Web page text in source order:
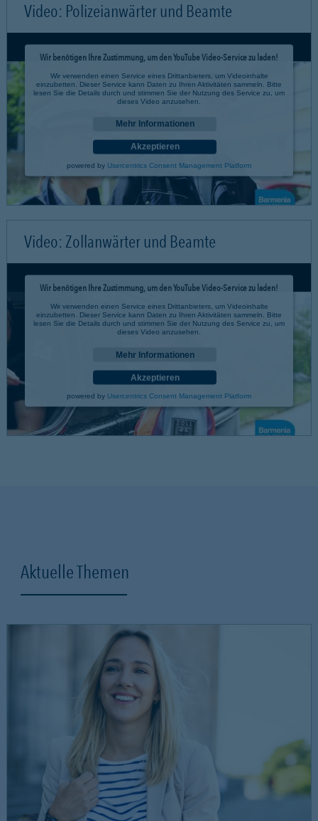
Video: Polizeianwärter und Beamte
Wir benötigen Ihre Zustimmung, um den YouTube Video-Service zu laden!
Wir verwenden einen Service eines Drittanbieters, um Videoinhalte
einzubetten. Dieser Service kann Daten zu Ihren Aktivitäten sammeln. Bitte
lesen Sie die Details durch und stimmen Sie der Nutzung des Service zu, um
dieses Video anzusehen.
Mehr Informationen
Akzeptieren
powered by Usercentrics Consent Management Platform
Video: Zollanwärter und Beamte
Wir benötigen Ihre Zustimmung, um den YouTube Video-Service zu laden!
Wir verwenden einen Service eines Drittanbieters, um Videoinhalte
einzubetten. Dieser Service kann Daten zu Ihren Aktivitäten sammeln. Bitte
lesen Sie die Details durch und stimmen Sie der Nutzung des Service zu, um
dieses Video anzusehen.
Mehr Informationen
Akzeptieren
powered by Usercentrics Consent Management Platform
Aktuelle Themen